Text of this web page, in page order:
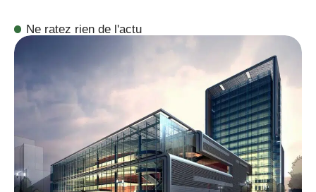
Ne ratez rien de l'actu